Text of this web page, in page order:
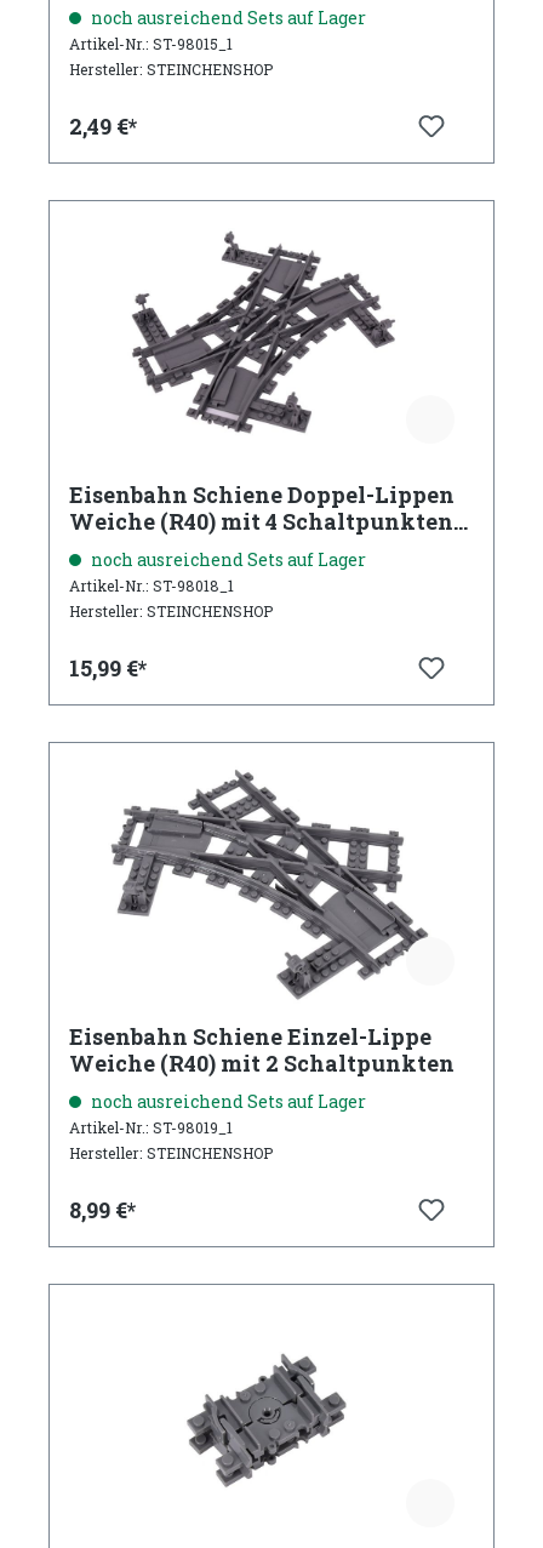
noch ausreichend Sets auf Lager
Artikel-Nr.: ST-98015_1
Hersteller: STEINCHENSHOP
2,49 €*
Eisenbahn Schiene Doppel-Lippen
Weiche (R40) mit 4 Schaltpunkten
(2 Teile)
noch ausreichend Sets auf Lager
Artikel-Nr.: ST-98018_1
Hersteller: STEINCHENSHOP
15,99 €*
Eisenbahn Schiene Einzel-Lippe
Weiche (R40) mit 2 Schaltpunkten
noch ausreichend Sets auf Lager
Artikel-Nr.: ST-98019_1
Hersteller: STEINCHENSHOP
8,99 €*